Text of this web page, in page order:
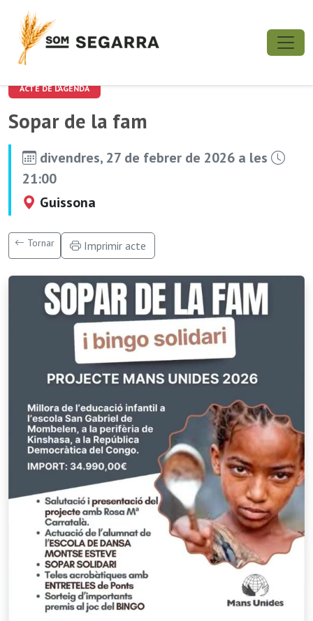
ACTE DE L'AGENDA
Sopar de la fam
divendres, 27 de febrer de 2026 a les
21:00
Guissona
Tornar Imprimir acte